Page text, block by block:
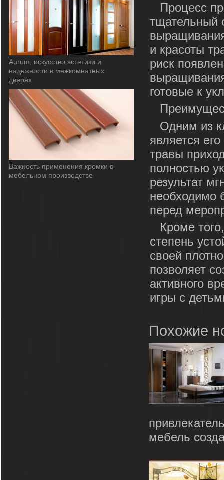
Aurum, искусство эстетики и
надежности в межкомнатных
дверях
Важность применения кромки в
мебельном производстве
Процесс
тщательный
и красоты
риск
готовые к
Одним из
является
травы
полностью
результат
необходимо
перед
Кроме
степень
своей
позволяет
активного
игры с
Похожие
мебель